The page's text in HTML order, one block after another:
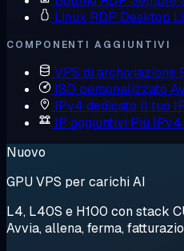
Linux RDP Desktop
COMPONENTI AGGIUNTIVI
VPS di archiviazione
ISO personalizzato
IPv4 dedicato Il tuo
IP aggiuntivi Più
Nuovo
GPU VPS per carichi AI
L4, L40S e H100 con stack
Avvia, allena, ferma,